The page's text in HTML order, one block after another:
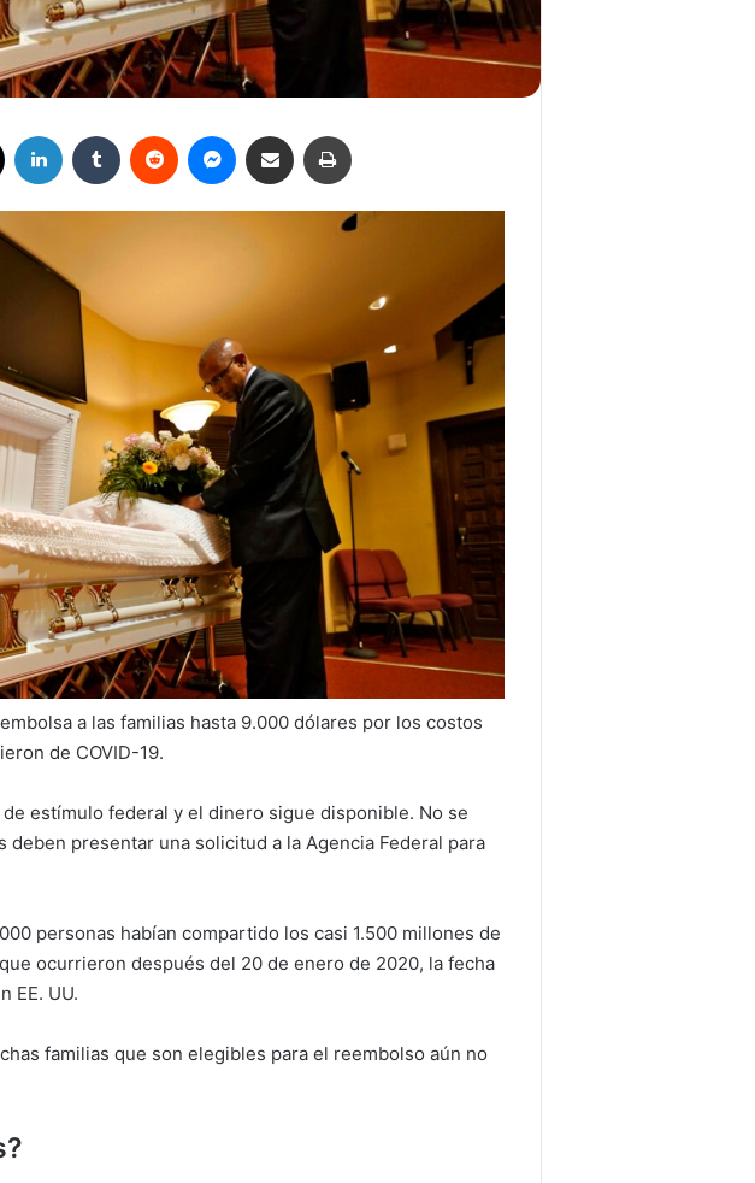
a las familias hasta 9.000 dólares por los costos
de COVID-19.
estímulo federal y el dinero sigue disponible. No se
presentar una solicitud a la Agencia Federal para
personas habían compartido los casi 1.500 millones de
ocurrieron después del 20 de enero de 2020, la fecha
EE. UU.
familias que son elegibles para el reembolso aún no